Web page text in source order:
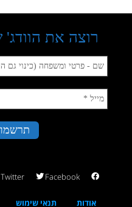
Facebook
Twitter
אודות תנאי שימוש